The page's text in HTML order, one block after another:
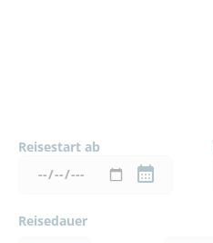
Reisestart ab
Reisedauer